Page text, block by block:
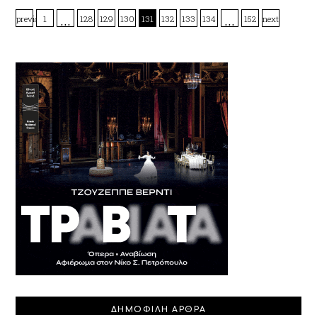
previous1 … 128 129 130 131 132 133 134 … 152 next
ΔΗΜΟΦΙΛΗ ΑΡΘΡΑ